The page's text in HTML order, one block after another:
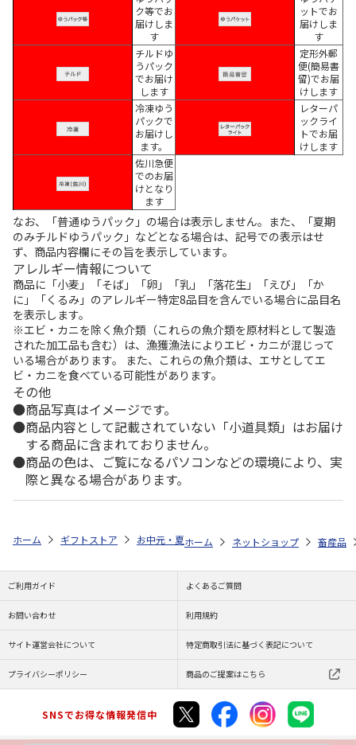
ク等でお
届けしま
す
ットでお
届けしま
す
チルドゆ
うパック
でお届け
します
定形外郵
便(簡易書
留)でお届
けします
冷凍ゆう
パックで
お届けし
ます。
レターパ
ックライ
トでお届
けします
佐川急便
でのお届
けとなり
ます
なお、「普通ゆうパック」の場合は表示しません。また、「夏期
のみチルドゆうパック」などとなる場合は、記号での表示はせ
ず、商品内容欄にその旨を表示しています。
アレルギー情報について
商品に「小麦」「そば」「卵」「乳」「落花生」「えび」「か
に」「くるみ」のアレルギー特定8品目を含んでいる場合に品目名
を表示します。
※エビ・カニを除く魚介類（これらの魚介類を原材料として製造
された加工品も含む）は、漁獲漁法によりエビ・カニが混じって
いる場合があります。 また、これらの魚介類は、エサとしてエ
ビ・カニを食べている可能性があります。
その他
商品写真はイメージです。
商品内容として記載されていない「小道具類」はお届け
する商品に含まれておりません。
商品の色は、ご覧になるパソコンなどの環境により、実
際と異なる場合があります。
ホーム ギフトストア お中元・夏ギフト特集 2026 ゆうゆうギフト
ホーム ネットショップ 畜産品
ご利用ガイド よくあるご質問
お問い合わせ 利用規約
サイト運営会社について 特定商取引法に基づく表記について
プライバシーポリシー 商品のご提案はこちら
SNSでお得な情報発信中